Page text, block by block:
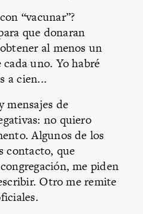
“vacunar”?
que donaran
al menos un
uno. Yo habré
a cien...
mensajes de
no quiero
Algunos de los
contacto, que
me piden
Otro me remite